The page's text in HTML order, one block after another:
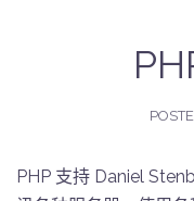
PHP 支持 Daniel